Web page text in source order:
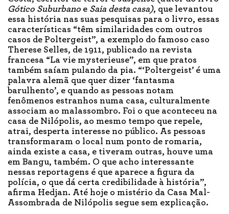
Gótico Suburbano e Saia desta casa), que levantou
essa história nas suas pesquisas para o livro, essas
características “têm similaridades com outros
casos de Poltergeist”, a exemplo do famoso caso
Therese Selles, de 1911, publicado na revista
francesa “La vie mysterieuse”, em que pratos
também saíam pulando da pia. “‘Poltergeist’ é uma
palavra alemã que quer dizer ‘fantasma
barulhento’, e quando as pessoas notam
fenômenos estranhos numa casa, culturalmente
associam ao malassombro. Foi o que aconteceu na
casa de Nilópolis, ao mesmo tempo que repele,
atrai, desperta interesse no público. As pessoas
transformaram o local num ponto de romaria,
ainda existe a casa, e tiveram outras, houve uma
em Bangu, também. O que acho interessante
nessas reportagens é que aparece a figura da
polícia, o que dá certa credibilidade à história”,
afirma Hedjan. Até hoje o mistério da Casa Mal-
Assombrada de Nilópolis segue sem explicação.